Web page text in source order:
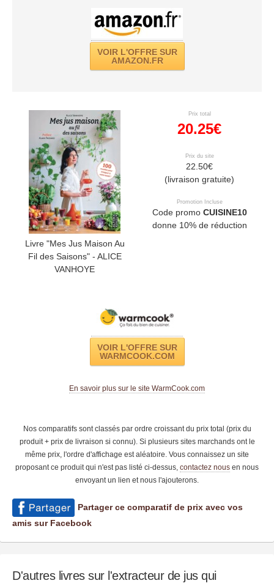
VOIR L'OFFRE SUR
AMAZON.FR
Livre "Mes Jus Maison Au
Fil des Saisons" - ALICE
VANHOYE
Prix total
20.25€
Prix du site
22.50€
(livraison gratuite)
Promotion Incluse
Code promo CUISINE10
donne 10% de réduction
VOIR L'OFFRE SUR
WARMCOOK.COM
En savoir plus sur le site WarmCook.com
Nos comparatifs sont classés par ordre croissant du prix total (prix du
produit + prix de livraison si connu). Si plusieurs sites marchands ont le
même prix, l'ordre d'affichage est aléatoire. Vous connaissez un site
proposant ce produit qui n'est pas listé ci-dessus, contactez nous en nous
envoyant un lien et nous l'ajouterons.
Partager ce comparatif de prix avec vos
amis sur Facebook
D'autres livres sur l'extracteur de jus qui